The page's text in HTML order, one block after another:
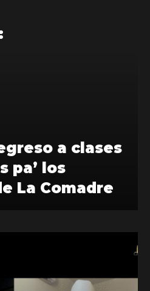
a clases
pa’ los
La Comadre